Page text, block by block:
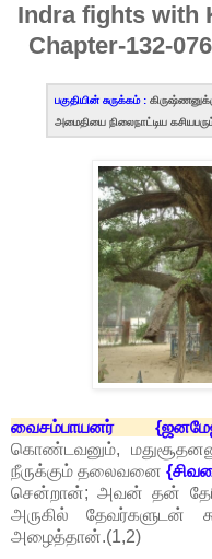
Indra fights with
Chapter-132-
பகுதியின் சுருக்கம் :
அமைதியை நிலைநாட்டிய
வைசம்பாயனர்
கொண்டவனும்,
நீருக்கும் தலைவனை
சென்றான்; அவன் தன்
அருகில் தேவர்களுடன்
அழைத்தான்.(1,2)